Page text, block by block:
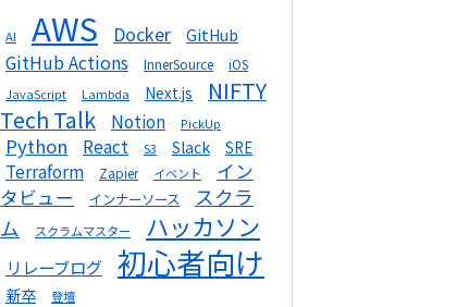
AI AWS Docker GitHub
GitHub Actions InnerSource iOS
JavaScript Lambda Next.js
NIFTY
Tech Talk
Notion PickUp
Python React S3 Slack SRE
Terraform Zapier イベント
イン
タビュー
インナーソース
スクラ
ム
スクラムマスター ハッカソン
リレーブログ 初心者向け
新卒 登壇